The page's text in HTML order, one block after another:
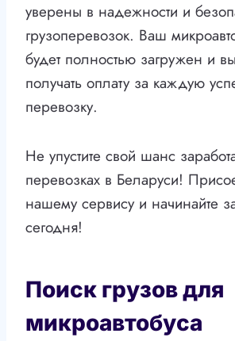
уверены в надежности и
грузоперевозок. Ваш
будет полностью загружен и
получать оплату за каждую
перевозку.
Не упустите свой шанс
перевозках в Беларуси!
нашему сервису и начинайте
сегодня!
Поиск грузов для
микроавтобуса